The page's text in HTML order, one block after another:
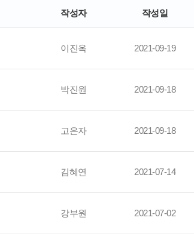
작성자 작성일
이진옥 2021-09-19
박진원 2021-09-18
고은자 2021-09-18
김혜연 2021-07-14
강부원 2021-07-02